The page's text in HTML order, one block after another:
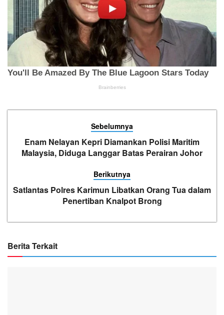
Sebelumnya
Enam Nelayan Kepri Diamankan Polisi Maritim
Malaysia, Diduga Langgar Batas Perairan Johor
Berikutnya
Satlantas Polres Karimun Libatkan Orang Tua dalam
Penertiban Knalpot Brong
Berita Terkait